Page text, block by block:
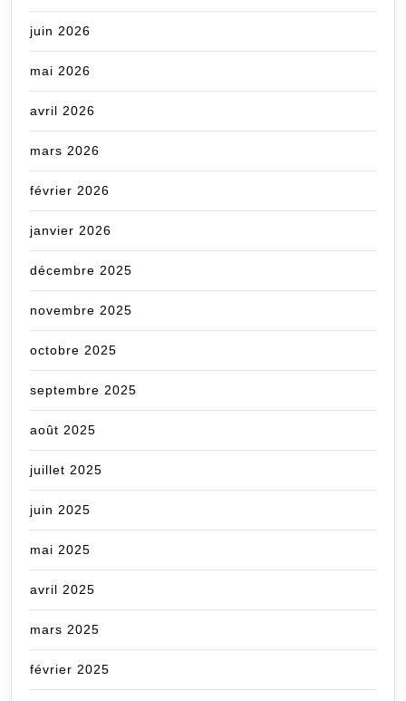
juin 2026
mai 2026
avril 2026
mars 2026
février 2026
janvier 2026
décembre 2025
novembre 2025
octobre 2025
septembre 2025
août 2025
juillet 2025
juin 2025
mai 2025
avril 2025
mars 2025
février 2025